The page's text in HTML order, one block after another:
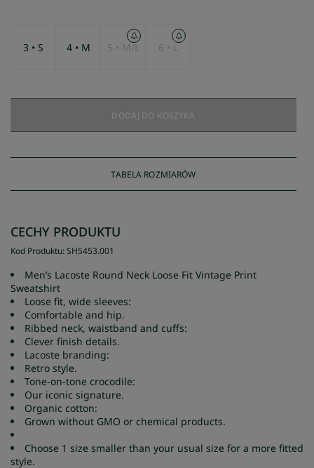
3 • S 4 • M 5 • M/L 6 • L
DODAJ DO KOSZYKA
TABELA ROZMIARÓW
CECHY PRODUKTU
Kod Produktu:SH5453.001
Men’s Lacoste Round Neck Loose Fit Vintage Print
Sweatshirt
Loose fit, wide sleeves:
Comfortable and hip.
Ribbed neck, waistband and cuffs:
Clever finish details.
Lacoste branding:
Retro style.
Tone-on-tone crocodile:
Our iconic signature.
Organic cotton:
Grown without GMO or chemical products.
Choose 1 size smaller than your usual size for a more fitted
style.